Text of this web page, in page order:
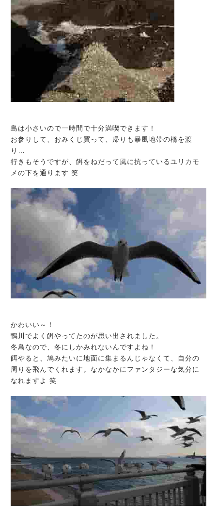
島は小さいので一時間で十分満喫できます！
お参りして、おみくじ買って、帰りも暴風地帯の橋を渡
り…
行きもそうですが、餌をねだって風に抗っているユリカモ
メの下を通ります 笑
かわいい～！
鴨川でよく餌やってたのが思い出されました。
冬鳥なので、冬にしかみれないんですよね！
餌やると、鳩みたいに地面に集まるんじゃなくて、自分の
周りを飛んでくれます。なかなかにファンタジーな気分に
なれますよ 笑